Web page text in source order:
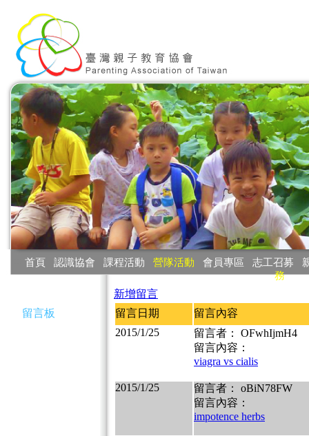
首頁 認識協會 課程活動 營隊活動 會員專區 志工召募
務
留言板
新增留言
留言日期
留言內容
2015/1/25
留言者： OFwhIjmH4
留言內容：
viagra vs cialis
2015/1/25
留言者： oBiN78FW
留言內容：
impotence herbs